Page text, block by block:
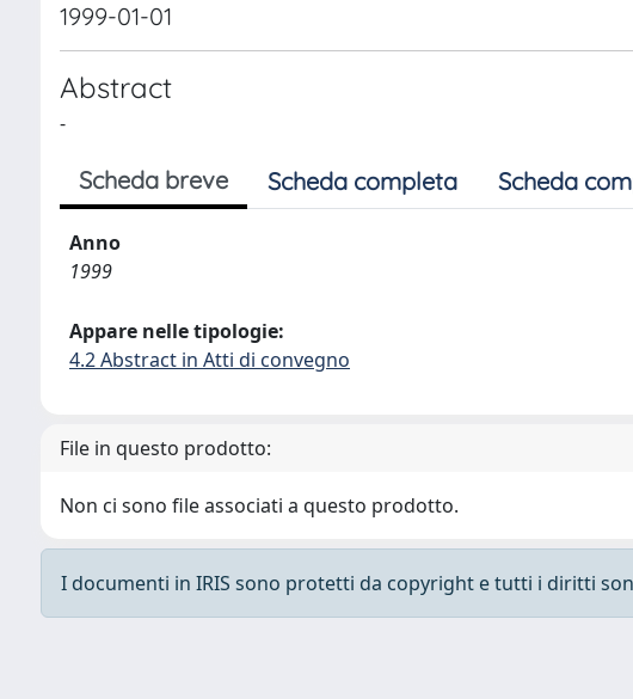
1999-01-01
Abstract
-
Scheda breve Scheda completa Scheda
Anno
1999
Appare nelle tipologie:
4.2 Abstract in Atti di convegno
File in questo prodotto:
Non ci sono file associati a questo prodotto.
I documenti in IRIS sono protetti da copyright e tutti i diritti